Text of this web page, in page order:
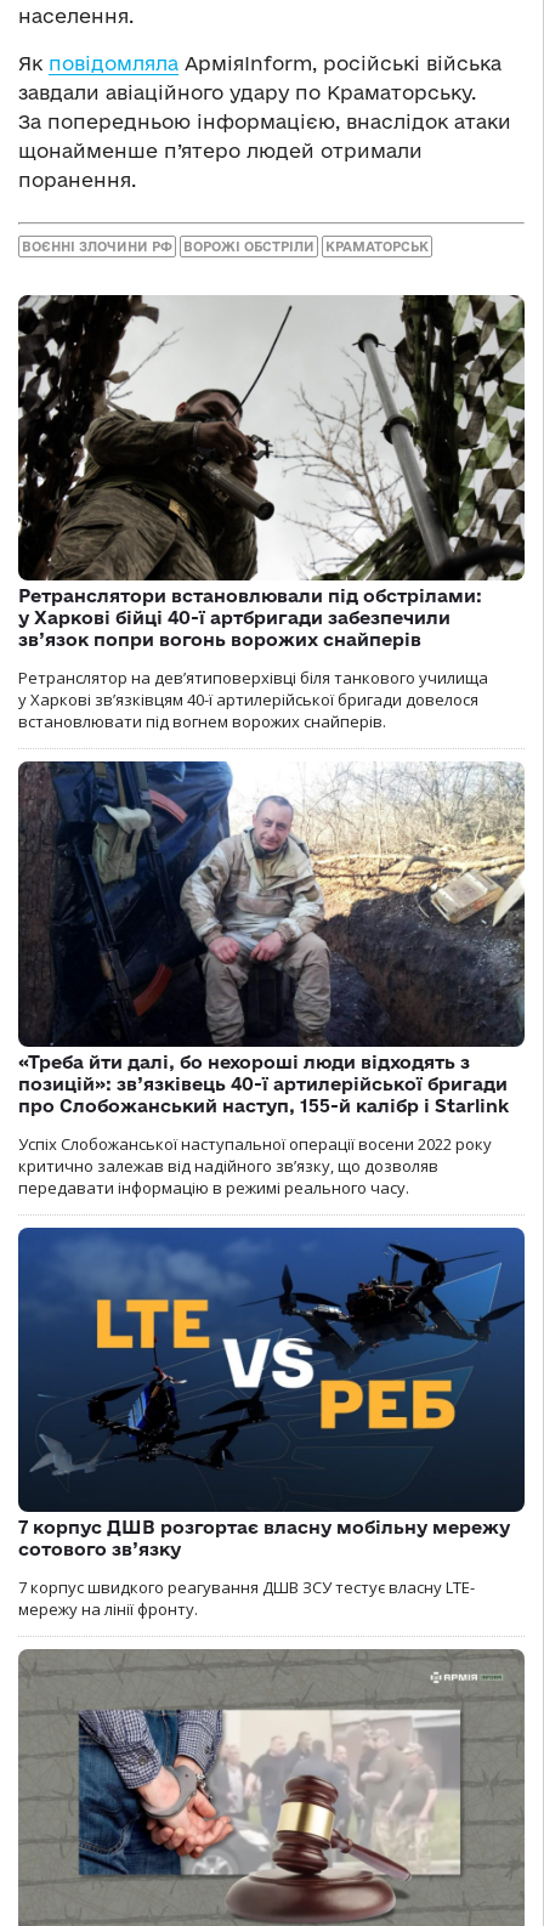
населення.
Як повідомляла АрміяInform, російські війська
завдали авіаційного удару по Краматорську.
За попередньою інформацією, внаслідок атаки
щонайменше п’ятеро людей отримали
поранення.
ВОЄННІ ЗЛОЧИНИ РФ ВОРОЖІ ОБСТРІЛИ КРАМАТОРСЬК
Ретранслятори встановлювали під обстрілами:
у Харкові бійці 40-ї артбригади забезпечили
зв’язок попри вогонь ворожих снайперів
Ретранслятор на дев’ятиповерхівці біля танкового училища
у Харкові зв’язківцям 40-ї артилерійської бригади довелося
встановлювати під вогнем ворожих снайперів.
«Треба йти далі, бо нехороші люди відходять з
позицій»: зв’язківець 40-ї артилерійської бригади
про Слобожанський наступ, 155-й калібр і Starlink
Успіх Слобожанської наступальної операції восени 2022 року
критично залежав від надійного зв’язку, що дозволяв
передавати інформацію в режимі реального часу.
7 корпус ДШВ розгортає власну мобільну мережу
сотового зв’язку
7 корпус швидкого реагування ДШВ ЗСУ тестує власну LTE-
мережу на лінії фронту.